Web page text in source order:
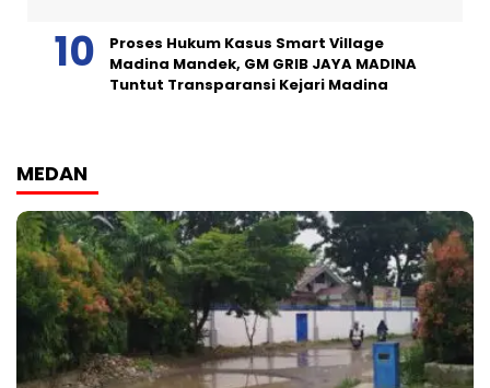
Proses Hukum Kasus Smart Village
Madina Mandek, GM GRIB JAYA MADINA
Tuntut Transparansi Kejari Madina
MEDAN